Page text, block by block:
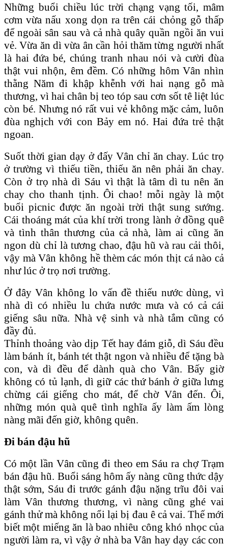
Những buổi chiều lúc trời chạng vạng tối, mâm
cơm vừa nấu xong dọn ra trên cái chỏng gỗ thấp
để ngoài sân sau và cả nhà quây quần ngồi ăn vui
vẻ. Vừa ăn dì vừa ân cần hỏi thăm từng người nhất
là hai đứa bé, chúng tranh nhau nói và cười đùa
thật vui nhộn, êm đềm. Có những hôm Vân nhìn
thằng Năm đi khập khễnh với hai nạng gỗ mà
thương, vì hai chân bị teo tóp sau cơn sốt tê liệt lúc
còn bé. Nhưng nó rất vui vẻ không mặc cảm, luôn
đùa nghịch với con Bảy em nó. Hai đứa trẻ thật
ngoan.
Suốt thời gian dạy ở đấy Vân chỉ ăn chay. Lúc trọ
ở trường vì thiếu tiền, thiếu ăn nên phải ăn chay.
Còn ở trọ nhà dì Sáu vì thật là tâm dì tu nên ăn
chay cho thanh tịnh. Ôi chao! mỗi ngày là một
buổi picnic được ăn ngoài trời thật sung sướng.
Cái thoáng mát của khí trời trong lành ở đồng quê
và tình thân thương của cả nhà, làm ai cũng ăn
ngon dù chỉ là tương chao, đậu hũ và rau cải thôi,
vậy mà Vân không hề thèm các món thịt cá nào cả
như lúc ở trọ nơi trường.
Ở đây Vân không lo vấn đề thiếu nước dùng, vì
nhà dì có nhiều lu chứa nước mưa và có cả cái
giếng sâu nữa. Nhà vệ sinh và nhà tắm cũng có
đầy đủ.
Thỉnh thoảng vào dịp Tết hay đám giỗ, dì Sáu đều
làm bánh ít, bánh tét thật ngon và nhiều để tặng bà
con, và dì đều để dành quà cho Vân. Bấy giờ
không có tủ lạnh, dì giữ các thứ bánh ở giữa lưng
chừng cái giếng cho mát, để chờ Vân đến. Ôi,
những món quà quê tình nghĩa ấy làm ấm lòng
nàng mãi đến giờ, không quên.
Đi bán đậu hũ
Có một lần Vân cũng đi theo em Sáu ra chợ Trạm
bán đậu hũ. Buổi sáng hôm ấy nàng cũng thức dậy
thật sớm, Sáu đi trước gánh đậu nặng trĩu đôi vai
làm Vân thương thương, vì nàng cũng ghé vai
gánh thử mà không nổi lại bị đau ê cả vai. Thế mới
biết một miếng ăn là bao nhiêu công khó nhọc của
người làm ra, vì vậy ở nhà ba Vân hay dạy các con